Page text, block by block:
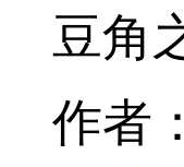
豆角
作者